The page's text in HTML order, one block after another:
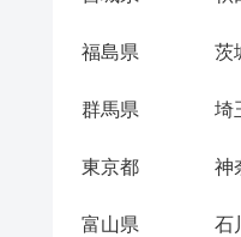
福島県 茨
群馬県 埼
東京都 神
富山県 石